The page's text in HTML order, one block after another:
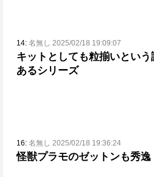
14: 名無し 2025/02/18 19:09:07
キットとしても粒揃いとい
あるシリーズ
16: 名無し 2025/02/18 19:36:24
怪獣プラモのゼットンも秀逸